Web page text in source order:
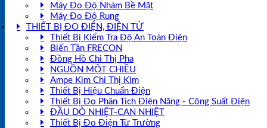
Máy Đo Độ Nhám Bề Mặt
Máy Đo Độ Rung
THIẾT BỊ ĐO ĐIỆN, ĐIỆN TỬ
Thiết Bị Kiểm Tra Độ An Toàn Điện
Biến Tần FRECON
Đồng Hồ Chỉ Thị Pha
NGUỒN MỘT CHIỀU
Ampe Kìm Chỉ Thị Kim
Thiết Bị Hiệu Chuẩn Điện
Thiết Bị Đo Phân Tích Điện Năng - Công Suất Điện
ĐẦU DÒ NHIỆT-CAN NHIỆT
Thiết Bị Đo Điện Từ Trường